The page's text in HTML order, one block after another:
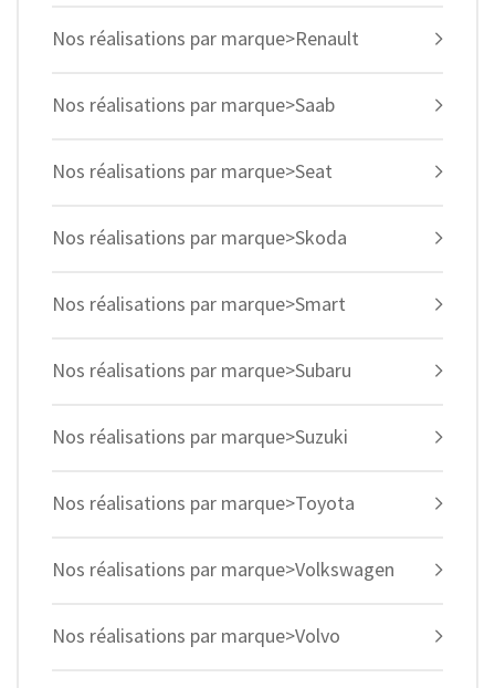
Nos réalisations par marque>Renault
Nos réalisations par marque>Saab
Nos réalisations par marque>Seat
Nos réalisations par marque>Skoda
Nos réalisations par marque>Smart
Nos réalisations par marque>Subaru
Nos réalisations par marque>Suzuki
Nos réalisations par marque>Toyota
Nos réalisations par marque>Volkswagen
Nos réalisations par marque>Volvo